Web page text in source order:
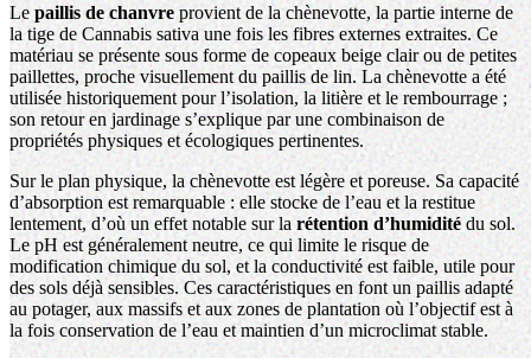
Le paillis de chanvreprovient de la chènevotte, la partie interne de
la tige de Cannabis sativa une fois les fibres externes extraites. Ce
matériau se présente sous forme de copeaux beige clair ou de petites
paillettes, proche visuellement du paillis de lin. La chènevotte a été
utilisée historiquement pour l’isolation, la litière et le rembourrage ;
son retour en jardinage s’explique par une combinaison de
propriétés physiques et écologiques pertinentes.
Sur le plan physique, la chènevotte est légère et poreuse. Sa capacité
d’absorption est remarquable : elle stocke de l’eau et la restitue
lentement, d’où un effet notable sur larétention d’humiditédu sol.
Le pH est généralement neutre, ce qui limite le risque de
modification chimique du sol, et la conductivité est faible, utile pour
des sols déjà sensibles. Ces caractéristiques en font un paillis adapté
au potager, aux massifs et aux zones de plantation où l’objectif est à
la fois conservation de l’eau et maintien d’un microclimat stable.